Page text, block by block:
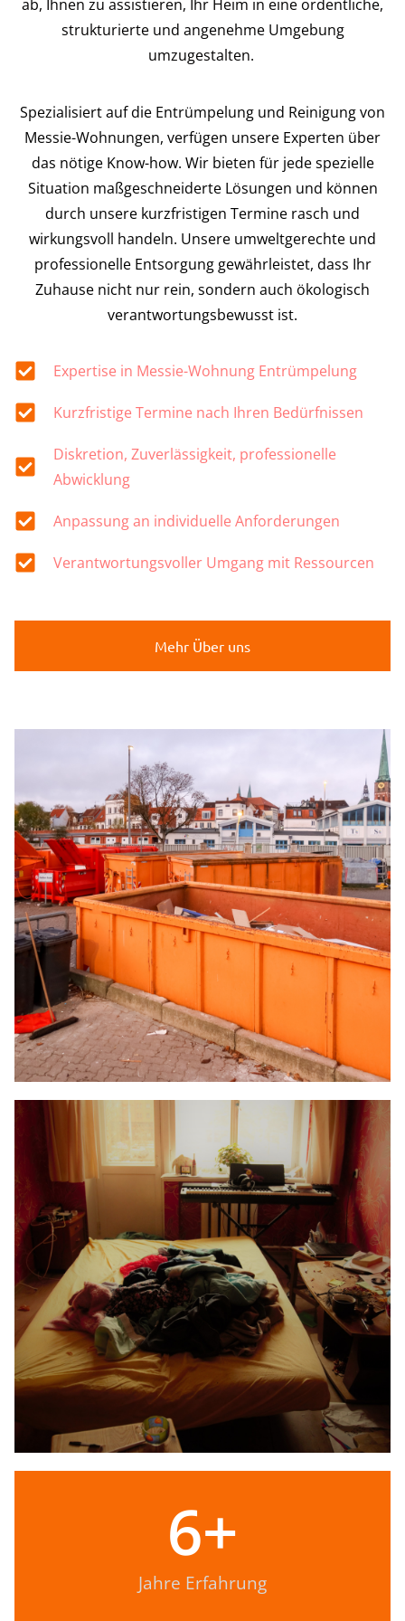
Jahre Erfahrung
6+
ab, Ihnen zu assistieren, Ihr Heim in eine ordentliche,
strukturierte und angenehme Umgebung
umzugestalten.
Spezialisiert auf die Entrümpelung und Reinigung von
Messie-Wohnungen, verfügen unsere Experten über
das nötige Know-how. Wir bieten für jede spezielle
Situation maßgeschneiderte Lösungen und können
durch unsere kurzfristigen Termine rasch und
wirkungsvoll handeln. Unsere umweltgerechte und
professionelle Entsorgung gewährleistet, dass Ihr
Zuhause nicht nur rein, sondern auch ökologisch
verantwortungsbewusst ist.
Expertise in Messie-Wohnung Entrümpelung
Kurzfristige Termine nach Ihren Bedürfnissen
Diskretion, Zuverlässigkeit, professionelle
Abwicklung
Anpassung an individuelle Anforderungen
Verantwortungsvoller Umgang mit Ressourcen
Mehr Über uns